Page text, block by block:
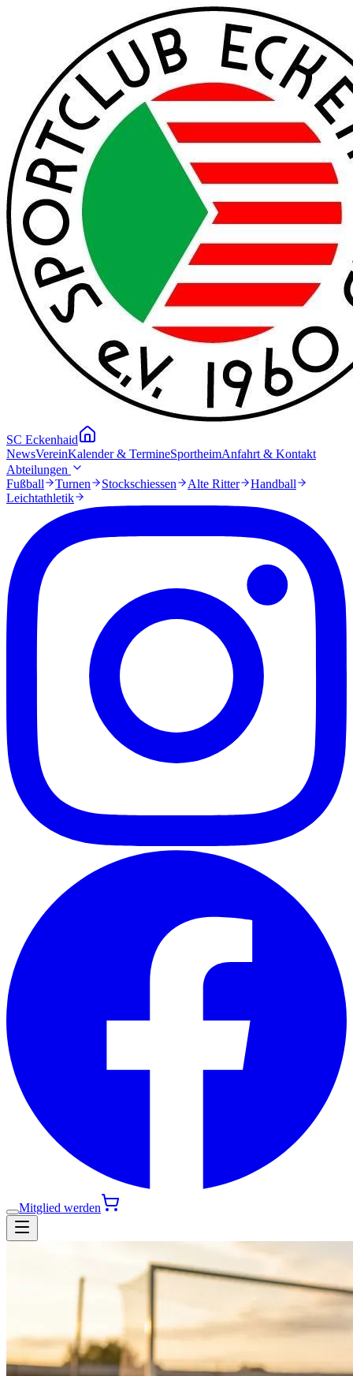
SC Eckenhaid
NewsVereinKalender & TermineSportheimAnfahrt & Kontakt
Abteilungen
Fußball
Turnen Stockschiessen Alte Ritter
Handball
Leichtathletik
Mitglied werden